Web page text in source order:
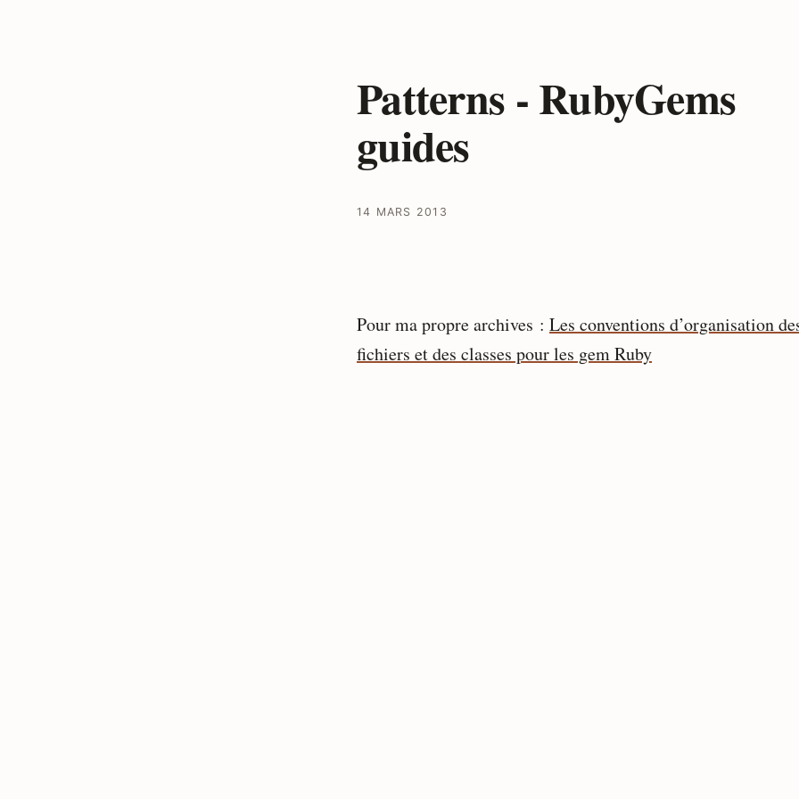
Patterns - RubyGems
guides
14 MARS 2013
Pour ma propre archives : Les conventions d’organisation
fichiers et des classes pour les gem Ruby